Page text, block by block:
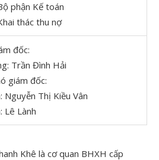
phận Kế toán
thác thu nợ
đốc:
Trần Đình Hải
giám đốc:
Nguyễn Thị Kiều Vân
Lê Lành
Khê là cơ quan BHXH cấp